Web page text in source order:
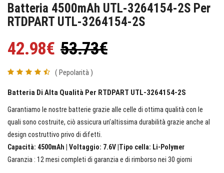
Batteria 4500mAh UTL-3264154-2S Per
RTDPART UTL-3264154-2S
42.98€ 53.73€
( Pepolarità )
Batteria Di Alta Qualità Per RTDPART UTL-3264154-2S
Garantiamo le nostre batterie grazie alle celle di ottima qualità con le
quali sono costruite, ciò assicura un’altissima durabilità grazie anche al
design costruttivo privo di difetti.
Capacità: 4500mAh | Voltaggio: 7.6V |Tipo cella: Li-Polymer
Garanzia : 12 mesi completi di garanzia e di rimborso nei 30 giorni